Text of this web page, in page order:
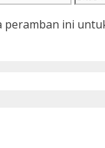
peramban ini